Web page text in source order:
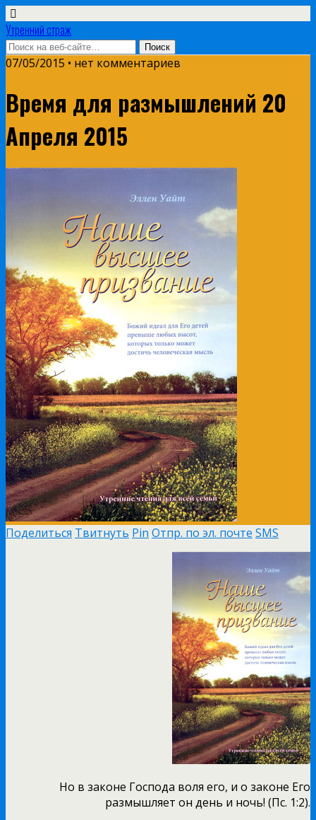
Утренний страж
07/05/2015 • нет комментариев
Время для размышлений 20
Апреля 2015
Поделиться Твитнуть Pin Отпр. по эл. почте SMS
Но в законе Господа воля его, и о законе Его
размышляет он день и ночь! (Пс. 1:2).